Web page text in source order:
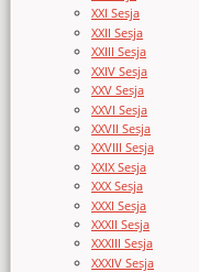
XXI Sesja
XXII Sesja
XXIII Sesja
XXIV Sesja
XXV Sesja
XXVI Sesja
XXVII Sesja
XXVIII Sesja
XXIX Sesja
XXX Sesja
XXXI Sesja
XXXII Sesja
XXXIII Sesja
XXXIV Sesja